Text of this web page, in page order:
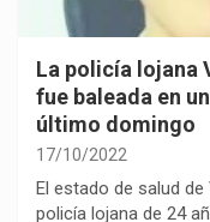
La policía lojana
fue baleada en
último domingo
17/10/2022
El estado de salud
policía lojana de 24